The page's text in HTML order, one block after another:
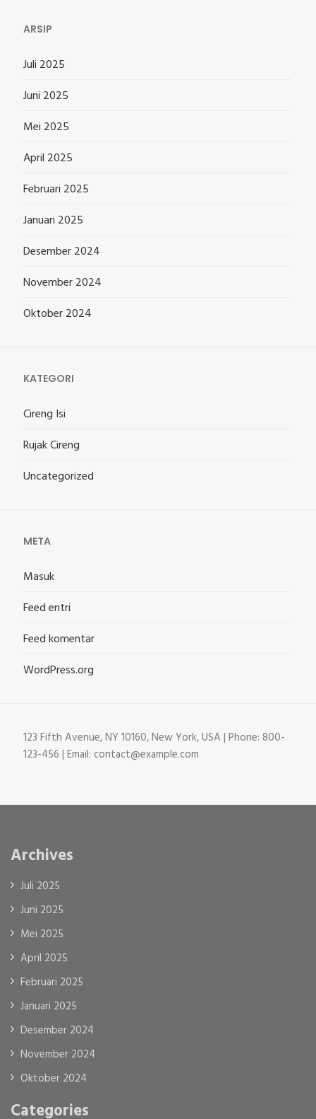
ARSIP
Juli 2025
Juni 2025
Mei 2025
April 2025
Februari 2025
Januari 2025
Desember 2024
November 2024
Oktober 2024
KATEGORI
Cireng Isi
Rujak Cireng
Uncategorized
META
Masuk
Feed entri
Feed komentar
WordPress.org
123 Fifth Avenue, NY 10160, New York, USA | Phone: 800-
123-456 | Email: contact@example.com
Archives
Juli 2025
Juni 2025
Mei 2025
April 2025
Februari 2025
Januari 2025
Desember 2024
November 2024
Oktober 2024
Categories